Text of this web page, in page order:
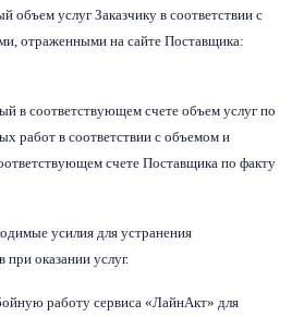
объем услуг Заказчику в соответствии с
отраженными на сайте Поставщика:
в соответствующем счете объем услуг по
работ в соответствии с объемом и
счете Поставщика по факту
усилия для устранения
оказании услуг.
работу сервиса «ЛайнАкт» для